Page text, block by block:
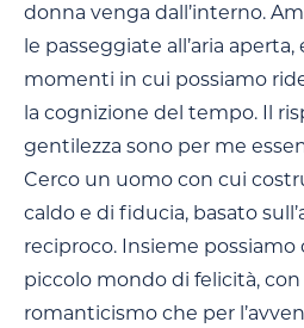
donna venga dall’interno.
le passeggiate all’aria
momenti in cui possiamo
la cognizione del tempo. Il
gentilezza sono per me
Cerco un uomo con cui
caldo e di fiducia, basato
reciproco. Insieme possiamo
piccolo mondo di felicità, con
romanticismo che per